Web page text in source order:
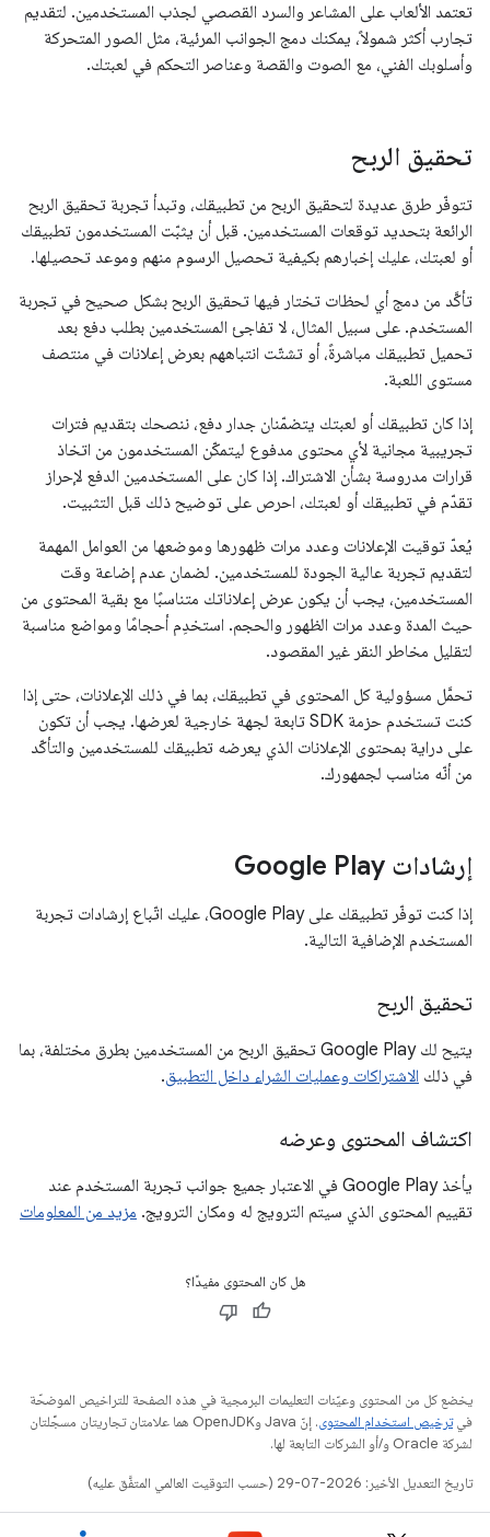
تعتمد الألعاب على المشاعر والسرد القصصي لجذب المستخدمين. لتقديم
تجارب أكثر شمولاً، يمكنك دمج الجوانب المرئية، مثل الصور المتحركة
وأسلوبك الفني، مع الصوت والقصة وعناصر التحكم في لعبتك.
تحقيق الربح
تتوفّر طرق عديدة لتحقيق الربح من تطبيقك، وتبدأ تجربة تحقيق الربح
الرائعة بتحديد توقعات المستخدمين. قبل أن يثبّت المستخدمون تطبيقك
أو لعبتك، عليك إخبارهم بكيفية تحصيل الرسوم منهم وموعد تحصيلها.
تأكَّد من دمج أي لحظات تختار فيها تحقيق الربح بشكل صحيح في تجربة
المستخدم. على سبيل المثال، لا تفاجئ المستخدمين بطلب دفع بعد
تحميل تطبيقك مباشرةً، أو تشتّت انتباههم بعرض إعلانات في منتصف
مستوى اللعبة.
إذا كان تطبيقك أو لعبتك يتضمّنان جدار دفع، ننصحك بتقديم فترات
تجريبية مجانية لأي محتوى مدفوع ليتمكّن المستخدمون من اتخاذ
قرارات مدروسة بشأن الاشتراك. إذا كان على المستخدمين الدفع لإحراز
تقدّم في تطبيقك أو لعبتك، احرص على توضيح ذلك قبل التثبيت.
يُعدّ توقيت الإعلانات وعدد مرات ظهورها وموضعها من العوامل المهمة
لتقديم تجربة عالية الجودة للمستخدمين. لضمان عدم إضاعة وقت
المستخدمين، يجب أن يكون عرض إعلاناتك متناسبًا مع بقية المحتوى من
حيث المدة وعدد مرات الظهور والحجم. استخدِم أحجامًا ومواضع مناسبة
لتقليل مخاطر النقر غير المقصود.
تحمَّل مسؤولية كل المحتوى في تطبيقك، بما في ذلك الإعلانات، حتى إذا
كنت تستخدم حزمة SDK تابعة لجهة خارجية لعرضها. يجب أن تكون
على دراية بمحتوى الإعلانات الذي يعرضه تطبيقك للمستخدمين والتأكّد
من أنّه مناسب لجمهورك.
إرشادات Google Play
إذا كنت توفّر تطبيقك على Google Play، عليك اتّباع إرشادات تجربة
المستخدم الإضافية التالية.
تحقيق الربح
يتيح لك Google Play تحقيق الربح من المستخدمين بطرق مختلفة، بما
في ذلك الاشتراكات وعمليات الشراء داخل التطبيق.
اكتشاف المحتوى وعرضه
يأخذ Google Play في الاعتبار جميع جوانب تجربة المستخدم عند
تقييم المحتوى الذي سيتم الترويج له ومكان الترويج. مزيد من المعلومات
هل كان المحتوى مفيدًا؟
يخضع كل من المحتوى وعيّنات التعليمات البرمجية في هذه الصفحة للتراخيص الموضحّة
فيترخيص استخدام المحتوى
. إنّ Java وOpenJDK هما علامتان تجاريتان مسجَّلتان
لشركة Oracle و/أو الشركات التابعة لها.
تاريخ التعديل الأخير: 2026-07-29 (حسب التوقيت العالمي المتفَّق عليه)